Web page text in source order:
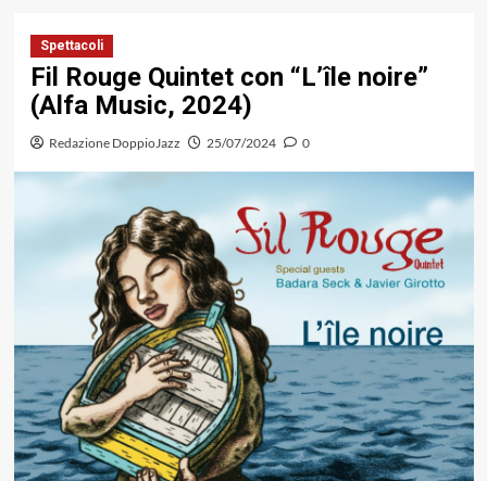
Spettacoli
Fil Rouge Quintet con “L’île noire”
(Alfa Music, 2024)
Redazione DoppioJazz 25/07/2024 0